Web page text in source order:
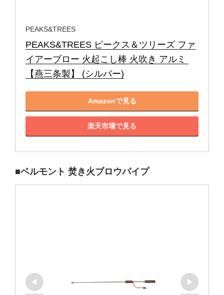
PEAKS&TREES
PEAKS&TREES ピークス＆ツリーズ ファ
イアーブロー 火起こし棒 火吹き アルミ
【燕三条製】 (シルバー)
Amazonで見る
楽天市場で見る
■ベルモント 焚き火ブロウパイプ